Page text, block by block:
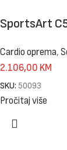
SportsArt
Cardio oprema,
2.106,00 KM
SKU: 50093
Pročitaj više